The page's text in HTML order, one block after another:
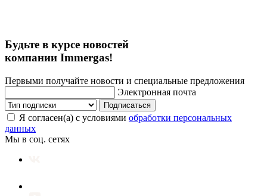
Будьте в курсе новостей
компании Immergas!
Первыми получайте новости и специальные предложения
Электронная почта
Подписаться
Я согласен(а) с условиями обработки персональных
данных
Мы в соц. сетях